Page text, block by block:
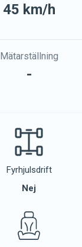
45 km/h
Mätarställning
-
Fyrhjulsdrift
Nej